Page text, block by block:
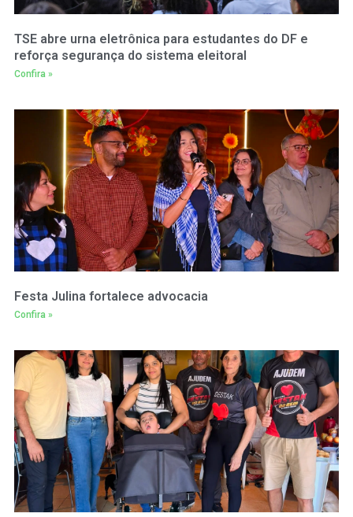
TSE abre urna eletrônica para estudantes do DF e
reforça segurança do sistema eleitoral
Confira »
Festa Julina fortalece advocacia
Confira »